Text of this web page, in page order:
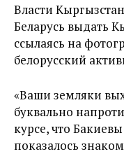
Власти
Беларусь выдать
ссылаясь на
белорусский
«Ваши земляки
буквально
курсе, что
показалось